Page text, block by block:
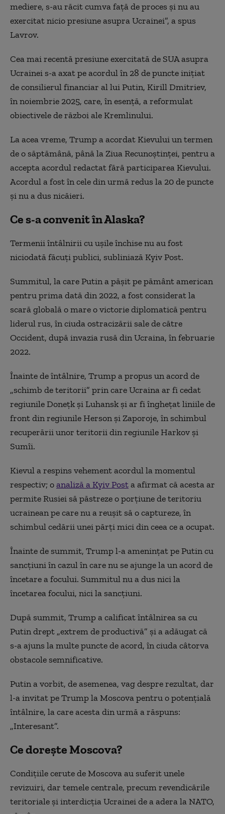
mediere, s-au răcit cumva față de proces și nu au
exercitat nicio presiune asupra Ucrainei”, a spus
Lavrov.
Cea mai recentă presiune exercitată de SUA asupra
Ucrainei s-a axat pe acordul în 28 de puncte inițiat
de consilierul financiar al lui Putin, Kirill Dmitriev,
în noiembrie 2025, care, în esență, a reformulat
obiectivele de război ale Kremlinului.
La acea vreme, Trump a acordat Kievului un termen
de o săptămână, până la Ziua Recunoștinței, pentru a
accepta acordul redactat fără participarea Kievului.
Acordul a fost în cele din urmă redus la 20 de puncte
și nu a dus nicăieri.
Ce s-a convenit în Alaska?
Termenii întâlnirii cu ușile închise nu au fost
niciodată făcuți publici, subliniază Kyiv Post.
Summitul, la care Putin a pășit pe pământ american
pentru prima dată din 2022, a fost considerat la
scară globală o mare o victorie diplomatică pentru
liderul rus, în ciuda ostracizării sale de către
Occident, după invazia rusă din Ucraina, în februarie
2022.
Înainte de întâlnire, Trump a propus un acord de
„schimb de teritorii” prin care Ucraina ar fi cedat
regiunile Donețk și Luhansk și ar fi înghețat liniile de
front din regiunile Herson și Zaporoje, în schimbul
recuperării unor teritorii din regiunile Harkov și
Sumîi.
Kievul a respins vehement acordul la momentul
respectiv; oanaliză a Kyiv Posta afirmat că acesta ar
permite Rusiei să păstreze o porțiune de teritoriu
ucrainean pe care nu a reușit să o captureze, în
schimbul cedării unei părți mici din ceea ce a ocupat.
Înainte de summit, Trump l-a amenințat pe Putin cu
sancțiuni în cazul în care nu se ajunge la un acord de
încetare a focului. Summitul nu a dus nici la
încetarea focului, nici la sancțiuni.
După summit, Trump a calificat întâlnirea sa cu
Putin drept „extrem de productivă” și a adăugat că
s-a ajuns la multe puncte de acord, în ciuda câtorva
obstacole semnificative.
Putin a vorbit, de asemenea, vag despre rezultat, dar
l-a invitat pe Trump la Moscova pentru o potențială
întâlnire, la care acesta din urmă a răspuns:
„Interesant”.
Ce dorește Moscova?
Condițiile cerute de Moscova au suferit unele
revizuiri, dar temele centrale, precum revendicările
teritoriale și interdicția Ucrainei de a adera la NATO,